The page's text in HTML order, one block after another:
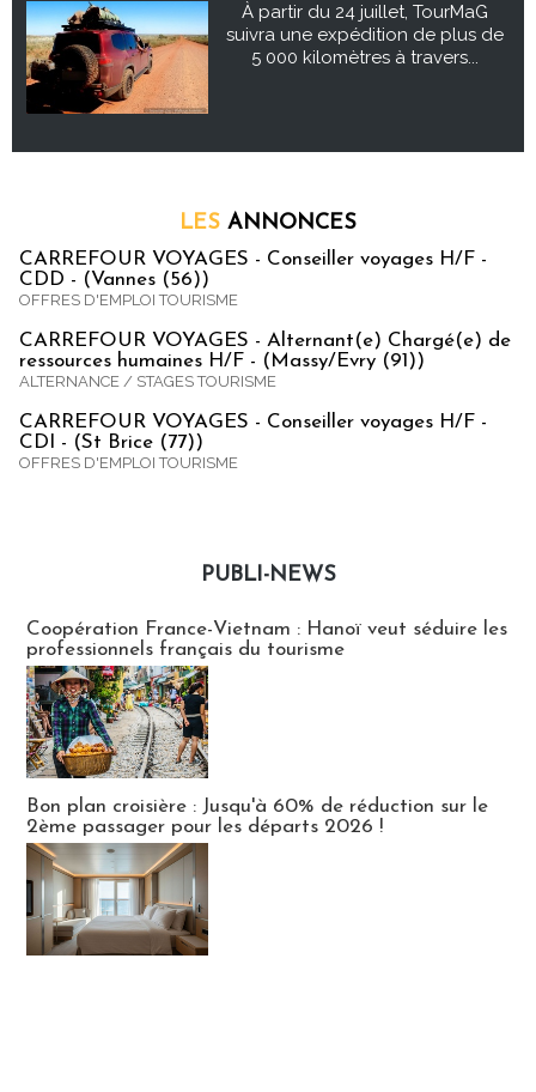
À partir du 24 juillet, TourMaG
suivra une expédition de plus de
5 000 kilomètres à travers...
LES ANNONCES
CARREFOUR VOYAGES - Conseiller voyages H/F -
CDD - (Vannes (56))
OFFRES D'EMPLOI TOURISME
CARREFOUR VOYAGES - Alternant(e) Chargé(e) de
ressources humaines H/F - (Massy/Evry (91))
ALTERNANCE / STAGES TOURISME
CARREFOUR VOYAGES - Conseiller voyages H/F -
CDI - (St Brice (77))
OFFRES D'EMPLOI TOURISME
PUBLI-NEWS
Coopération France-Vietnam : Hanoï veut séduire les
professionnels français du tourisme
Bon plan croisière : Jusqu'à 60% de réduction sur le
2ème passager pour les départs 2026 !